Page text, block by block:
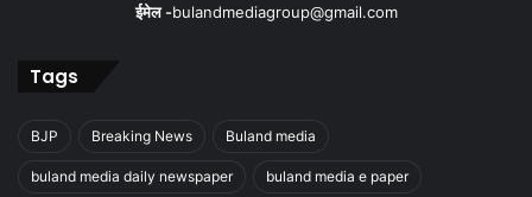
ईमेल -bulandmediagroup@gmail.com
Tags
BJP Breaking News Buland media
buland media daily newspaper buland media e paper